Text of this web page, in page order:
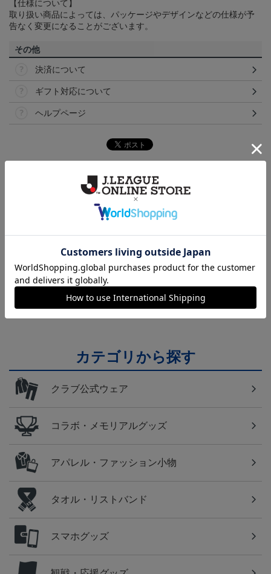
【仕様について】
取り扱い商品によっては、パッケージやデザインなどの仕様が予
告なく変更になることがございます。
その他
決済について
ギフト対応について
ヘルプページ
送料無料の併せ買いにオススメ！どの選手が当たる
横浜FM
日常にもF・マリノスを！普段使いにオススメのアイ
テム！
カテゴリから探す
クラブ公式ウェア
コラボ・メモリアルグッズ
アパレル・ファッション小物
タオル・リストバンド
スマホグッズ